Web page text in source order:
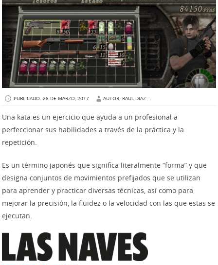
PUBLICADO: 28 DE MARZO, 2017 AUTOR: RAUL DIAZ .
Una kata es un ejercicio que ayuda a un profesional a
perfeccionar sus habilidades a través de la práctica y la
repetición.
Es un término japonés que significa literalmente “forma” y que
designa conjuntos de movimientos prefijados que se utilizan
para aprender y practicar diversas técnicas, así como para
mejorar la precisión, la fluidez o la velocidad con las que estas se
ejecutan.